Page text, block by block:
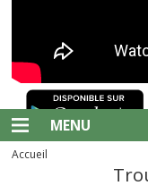
MENU
Accueil